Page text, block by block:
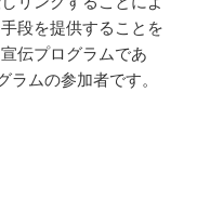
段を提供することを
伝プログラムであ
ラムの参加者です。